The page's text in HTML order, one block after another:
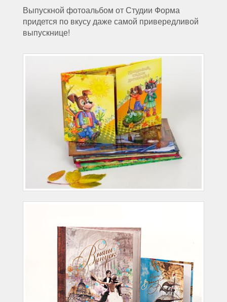
Выпускной фотоальбом от Студии Форма
придется по вкусу даже самой привередливой
выпускнице!